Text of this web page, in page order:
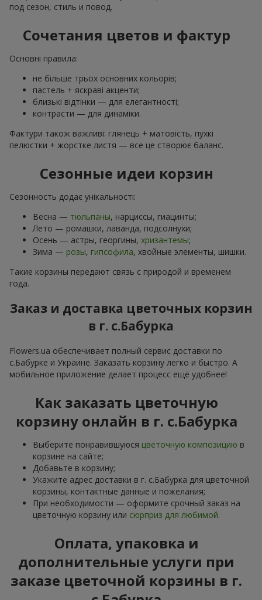
под сезон, стиль и повод.
Сочетания цветов и фактур
Основні правила:
не більше трьох основних кольорів;
пастель + яскраві акценти;
близькі відтінки — для елегантності;
контрасти — для динаміки.
Фактури також важливі: глянець + матовість, пухкі
пелюстки + жорстке листя — все це створює баланс.
Сезонные идеи корзин
Сезонность додає унікальності:
Весна — тюльпаны, нарциссы, гиацинты;
Лето — ромашки, лаванда, подсолнухи;
Осень — астры, георгины, хризантемы;
Зима — розы, гипсофила, хвойные элементы, шишки.
Такие корзины передают связь с природой и временем
года.
Заказ и доставка цветочных корзин
в г. с.Бабурка
Flowers.ua обеспечивает полный сервис доставки по
с.Бабурке и Украине. Заказать корзину легко и быстро. А
мобильное приложение делает процесс ещё удобнее!
Как заказать цветочную
корзину онлайн в г. с.Бабурка
Выберите понравившуюся цветочную композицию в
корзине на сайте;
Добавьте в корзину;
Укажите адрес доставки в г. с.Бабурка для цветочной
корзины, контактные данные и пожелания;
При необходимости — оформите срочный заказ на
цветочную корзину или сюрприз для любимой.
Оплата, упаковка и
дополнительные услуги при
заказе цветочной корзины в г.